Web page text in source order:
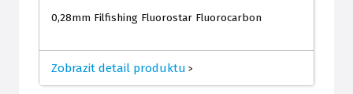
0,28mm Filfishing Fluorostar Fluorocarbon
Zobrazit detail produktu >